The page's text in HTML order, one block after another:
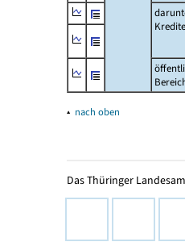
Kredite
▴ nach oben
Das Thüringer